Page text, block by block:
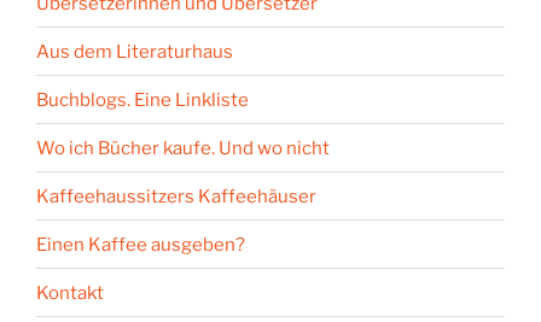
Aus dem Literaturhaus
Buchblogs. Eine Linkliste
Wo ich Bücher kaufe. Und wo nicht
Kaffeehaussitzers Kaffeehäuser
Einen Kaffee ausgeben?
Kontakt